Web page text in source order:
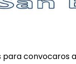
convocaros